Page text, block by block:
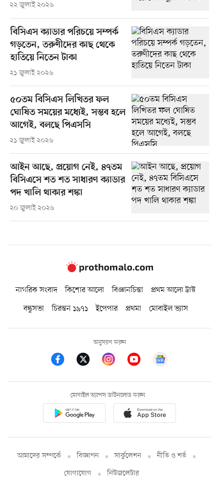
২২ জুলাই ২০২৬
বিসিএস ক্যাডার পরিচয়ে সম্পর্ক
গড়তেন, তরুণীদের কাছ থেকে
হাতিয়ে নিতেন টাকা
২১ জুলাই ২০২৬
৫০তম বিসিএস লিখিতর ফল
ঘোষিত সময়ের মধ্যেই, সম্ভব হলে
আগেই, বলছে পিএসসি
২১ জুলাই ২০২৬
আইন আছে, প্রয়োগ নেই, ৪৭তম
বিসিএসে শত শত সাধারণ ক্যাডার
পদ খালি থাকার শঙ্কা
২০ জুলাই ২০২৬
নাগরিক সংবাদ কিশোর আলো বিজ্ঞানচিন্তা
প্রথম আলো ট্রাস্ট
বন্ধুসভা
চিরন্তন ১৯৭১ ইপেপার প্রথমা মোবাইল ভ্যাস
অনুসরণ করুন
মোবাইল অ্যাপস ডাউনলোড করুন
আমাদের সম্পর্কে বিজ্ঞাপন সার্কুলেশন
নীতি ও শর্ত
যোগাযোগ
নিউজলেটার